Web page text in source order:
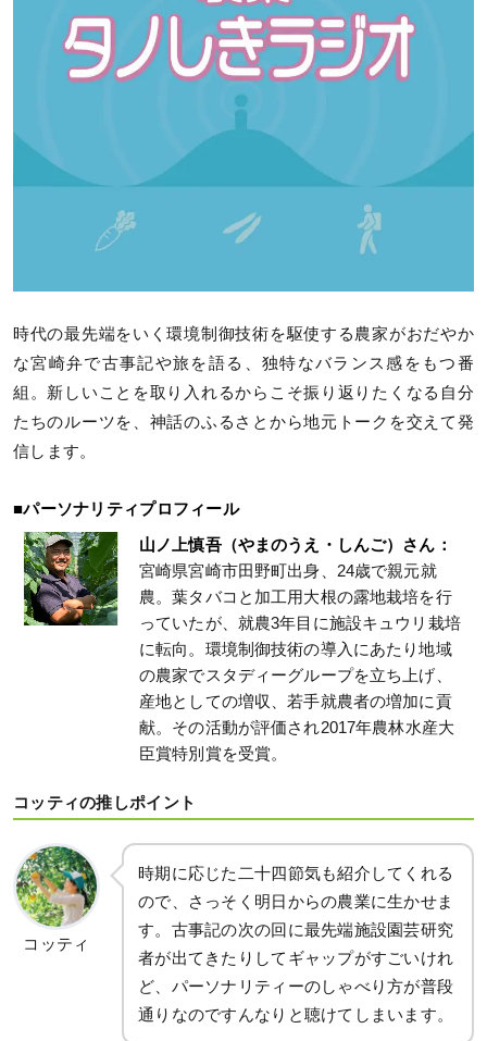
時代の最先端をいく環境制御技術を駆使する農家がおだやか
な宮崎弁で古事記や旅を語る、独特なバランス感をもつ番
組。新しいことを取り入れるからこそ振り返りたくなる自分
たちのルーツを、神話のふるさとから地元トークを交えて発
信します。
■パーソナリティプロフィール
山ノ上慎吾（やまのうえ・しんご）さん：
宮崎県宮崎市田野町出身、24歳で親元就
農。葉タバコと加工用大根の露地栽培を行
っていたが、就農3年目に施設キュウリ栽培
に転向。環境制御技術の導入にあたり地域
の農家でスタディーグループを立ち上げ、
産地としての増収、若手就農者の増加に貢
献。その活動が評価され2017年農林水産大
臣賞特別賞を受賞。
コッティの推しポイント
コッティ
時期に応じた二十四節気も紹介してくれる
ので、さっそく明日からの農業に生かせま
す。古事記の次の回に最先端施設園芸研究
者が出てきたりしてギャップがすごいけれ
ど、パーソナリティーのしゃべり方が普段
通りなのですんなりと聴けてしまいます。